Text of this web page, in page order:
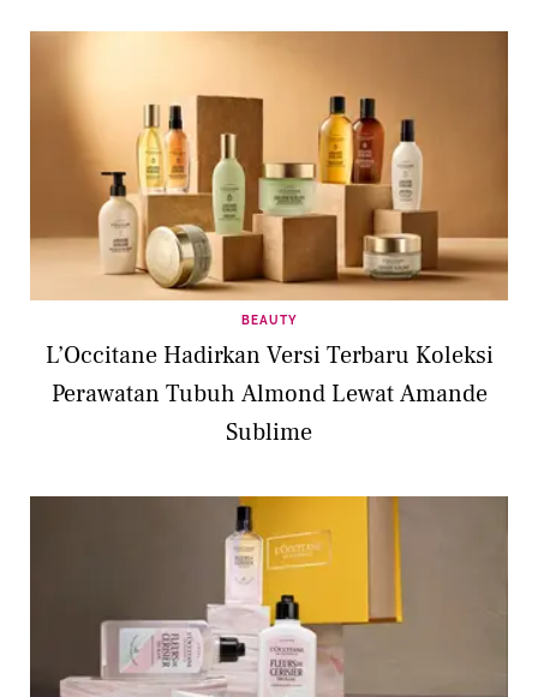
BEAUTY
L’Occitane Hadirkan Versi Terbaru Koleksi
Perawatan Tubuh Almond Lewat Amande
Sublime